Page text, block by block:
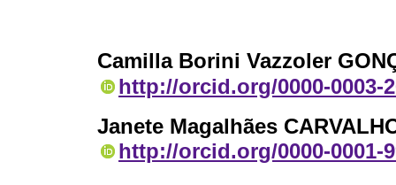
Camilla Borini Vazzoler
http://orcid.org/0000-0003-
Janete Magalhães
http://orcid.org/0000-0001-